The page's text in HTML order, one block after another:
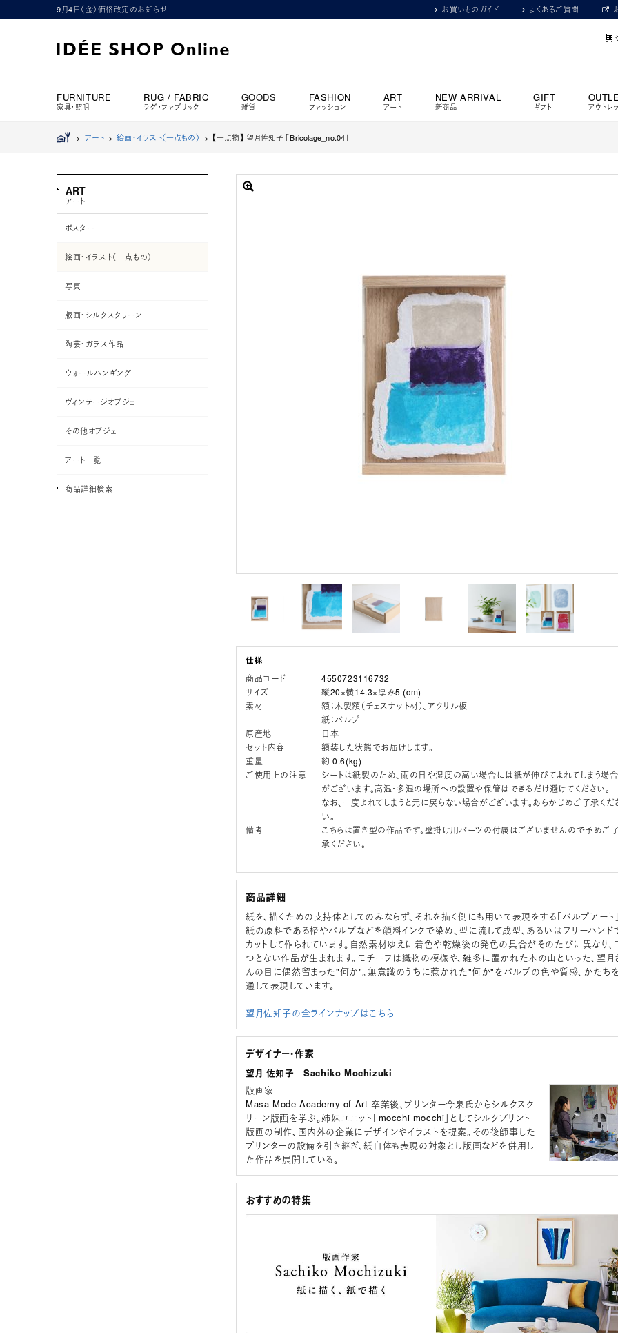
9月4日（金）価格改定のお知らせ お買いものガイド よくあるご質問
FURNITURE
家具・照明
RUG / FABRIC
ラグ・ファブリック
GOODS
雑貨
FASHION
ファッション
ART
アート
NEW ARRIVAL
新商品
GIFT
ギフト アウトレ
> アート>絵画・イラスト（一点もの） > 【一点物】 望月佐知子 「Bricolage_no.04」
商品コード
4550723116732
サイズ
縦20×横14.3×厚み5 (cm)
素材
額：木製額（チェスナット材）、アクリル板
紙：パルプ
原産地
日本
セット内容
額装した状態でお届けします。
重量
約 0.6(kg)
ご使用上の注意
シートは紙製のため、雨の日や湿度の高い場合には紙が伸びてよれてしまう場合
がございます。高温・多湿の場所への設置や保管はできるだけ避けてください。
なお、一度よれてしまうと元に戻らない場合がございます。あらかじめご了承くだ
い。
備考
こちらは置き型の作品です。壁掛け用パーツの付属はございませんので予めご了
承ください。
商品詳細
紙を、描くための支持体としてのみならず、それを描く側にも用いて表現をする「パルプアート」
紙の原料である楮やパルプなどを顔料インクで染め、型に流して成型、あるいはフリーハンド
カットして作られています。自然素材ゆえに着色や乾燥後の発色の具合がそのたびに異なり、
つとない作品が生まれます。モチーフは織物の模様や、雑多に置かれた本の山といった、望月
んの目に偶然留まった"何か"。無意識のうちに惹かれた"何か"をパルプの色や質感、かたちを
通して表現しています。
望月佐知子の全ラインナップはこちら
デザイナー・作家
望月 佐知子 Sachiko Mochizuki
版画家
Masa Mode Academy of Art 卒業後、プリンター今泉氏からシルクスク
リーン版画を学ぶ。姉妹ユニット「mocchi mocchi」としてシルクプリント
版画の制作、国内外の企業にデザインやイラストを提案。その後師事した
プリンターの設備を引き継ぎ、紙自体も表現の対象とし版画などを併用し
た作品を展開している。
おすすめの特集
ART
アート
ポスター
絵画・イラスト（一点もの）
写真
版画・シルクスクリーン
陶芸・ガラス作品
ウォールハンギング
ヴィンテージオブジェ
その他オブジェ
アート一覧
商品詳細検索